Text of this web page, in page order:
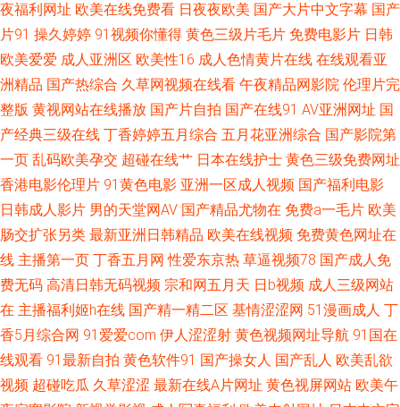
第一夜 91瑟瑟国产黑料 成人午夜三级视频 九一免费网站 日本一本视频 伊人
成人小视频 99这里只精品9 极品91网站 日本女同中文字幕 尤物色情 超碰人
人爽 加勒比91AV 国产豆花AV区 亚州性在线 国产喷水福利 日韩无码操逼网
址 国成精品九区 91丝足 日本毛不卡 成人伊人伊 免费91视频 97日韩在线 欧
美AV性 伊人久久啊啊 黑丝美女内射和集 91韩剧网 欧美成网 www老司机 日
夜福利网址 欧美在线免费看 日夜夜欧美 国产大片中文字幕 国产
片91 操久婷婷 91视频你懂得 黄色三级片毛片 免费电影片 日韩
欧美爱爱 成人亚洲区 欧美性16 成人色情黄片在线 在线观看亚
洲精品 国产热综合 久草网视频在线看 午夜精品网影院 伦理片完
整版 黄视网站在线播放 国产片自拍 国产在线91 AV亚洲网址 国
产经典三级在线 丁香婷婷五月综合 五月花亚洲综合 国产影院第
一页 乱码欧美孕交 超碰在线艹 日本在线护士 黄色三级免费网址
香港电影伦理片 91黄色电影 亚洲一区成人视频 国产福利电影
日韩成人影片 男的天堂网AV 国产精品尤物在 免费a一毛片 欧美
肠交扩张另类 最新亚洲日韩精品 欧美在线视频 免费黄色网址在
线 主播第一页 丁香五月网 性爱东京热 草逼视频78 国产成人免
费无码 高清日韩无码视频 宗和网五月天 日b视频 成人三级网站
在 主播福利姬h在线 国产精一精二区 基情涩涩网 51漫画成人 丁
香5月综合网 91爱爱com 伊人涩涩射 黄色视频网址导航 91国在
线观看 91最新自拍 黄色软件91 国产操女人 国产乱人 欧美乱欲
视频 超碰吃瓜 久草涩涩 最新在线A片网址 黄色视屏网站 欧美午